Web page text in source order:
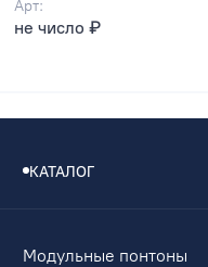
Арт:
не число ₽
КАТАЛОГ
Модульные понтоны